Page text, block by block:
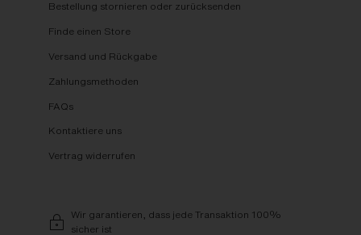
Bestellung stornieren oder zurücksenden
Finde einen Store
Versand und Rückgabe
Zahlungsmethoden
FAQs
Kontaktiere uns
Vertrag widerrufen
Wir garantieren, dass jede Transaktion 100%
sicher ist